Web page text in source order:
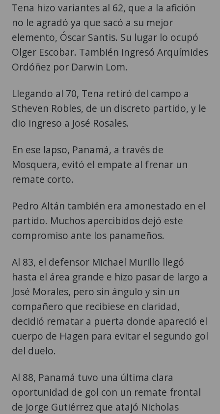
Tena hizo variantes al 62, que a la afición
no le agradó ya que sacó a su mejor
elemento, Óscar Santis. Su lugar lo ocupó
Olger Escobar. También ingresó Arquímides
Ordóñez por Darwin Lom.
Llegando al 70, Tena retiró del campo a
Stheven Robles, de un discreto partido, y le
dio ingreso a José Rosales.
En ese lapso, Panamá, a través de
Mosquera, evitó el empate al frenar un
remate corto.
Pedro Altán también era amonestado en el
partido. Muchos apercibidos dejó este
compromiso ante los panameños.
Al 83, el defensor Michael Murillo llegó
hasta el área grande e hizo pasar de largo a
José Morales, pero sin ángulo y sin un
compañero que recibiese en claridad,
decidió rematar a puerta donde apareció el
cuerpo de Hagen para evitar el segundo gol
del duelo.
Al 88, Panamá tuvo una última clara
oportunidad de gol con un remate frontal
de Jorge Gutiérrez que atajó Nicholas